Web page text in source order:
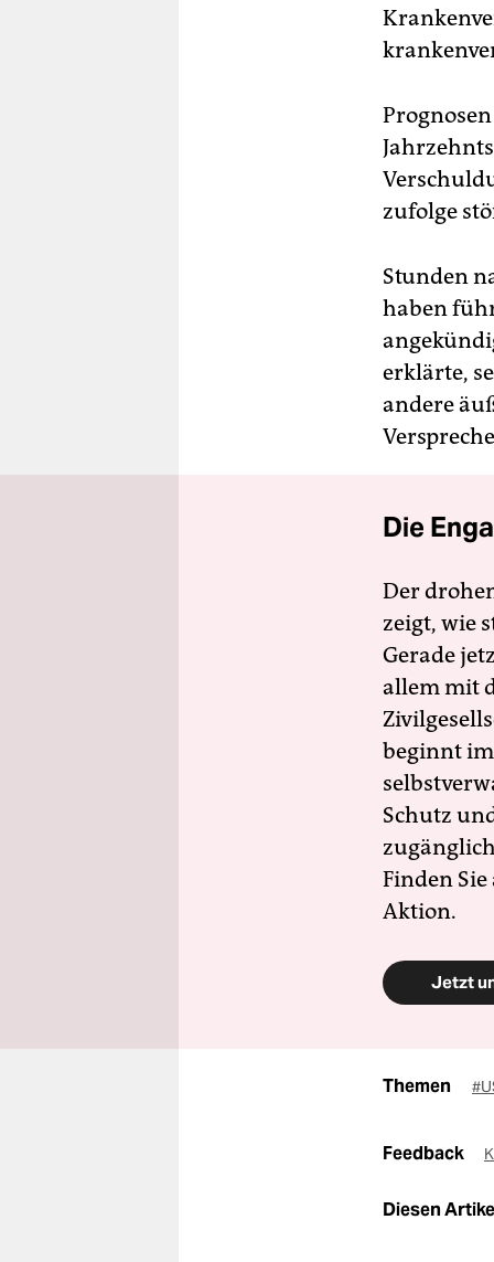
zufolge
Stunden
haben
erklärte,
andere
Die
Der
zeigt, wie
Gerade
allem mit
beginnt
Schutz
Finden
Aktion.
Jetzt
Themen
Feedback
Diesen